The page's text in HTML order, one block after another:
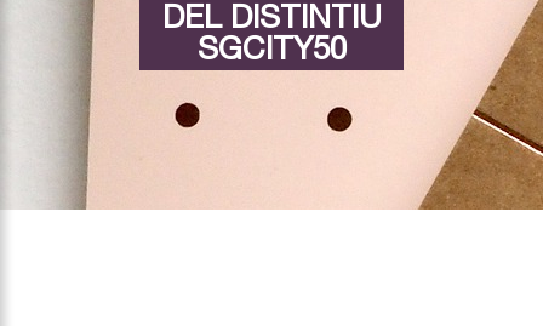
DEL DISTINTIU
SGCITY50